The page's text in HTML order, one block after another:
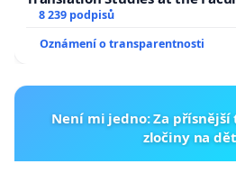
University
8 239 podpisů
Oznámení o transparentnosti
Není mi jedno: Za
zločiny na